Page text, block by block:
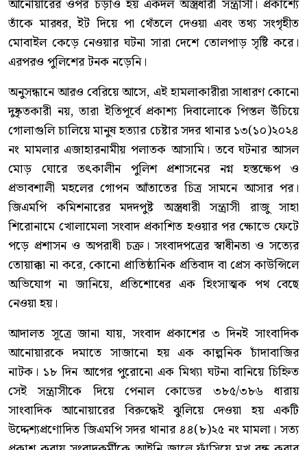
আনোয়ারের ওপর চড়াও হয় একদল অস্ত্রধারী সন্ত্রাসী। প্রকাশ্যে
তাঁকে মারধর, ইট দিয়ে পা থেঁতলে দেওয়া এবং তথ্য সংগৃহীত
মোবাইল কেড়ে নেওয়ার ঘটনা সারা দেশে তোলপাড় সৃষ্টি করে।
এরপরও পুলিশের টনক নড়েনি।
অনুসন্ধানে আরও বেরিয়ে আসে, এই হামলাকারীরা সাধারণ কোনো
দুষ্কৃতকারী নয়, তারা ইতিপূর্বে প্রকাশ্য দিবালোকে পিস্তল উঁচিয়ে
গোলাগুলি চালিয়ে মানুষ হত্যার চেষ্টার সদর থানার ১৩(১০)২০২৪
নং মামলার এজাহারনামীয় পলাতক আসামি। তবে ঘটনার আসল
মোড় ঘোরে তৎকালীন পুলিশ প্রশাসনের নগ্ন হস্তক্ষেপ ও
প্রভাবশালী মহলের গোপন আঁতাতের চিত্র সামনে আসার পর।
জিএমপি কমিশনারের মদদপুষ্ট অস্ত্রধারী সন্ত্রাসী রাজু সাহা
শিরোনামে খোলামেলা সংবাদ প্রকাশিত হওয়ার পর ক্ষোভে ফেটে
পড়ে প্রশাসন ও অপরাধী চক্র। সংবাদপত্রের স্বাধীনতা ও সত্যের
তোয়াক্কা না করে, কোনো প্রাতিষ্ঠানিক প্রতিবাদ বা প্রেস কাউন্সিলে
অভিযোগ না জানিয়ে, প্রতিশোধের এক হিংসাত্মক পথ বেছে
নেওয়া হয়।
আদালত সূত্রে জানা যায়, সংবাদ প্রকাশের ৩ দিনই সাংবাদিক
আনোয়ারকে দমাতে সাজানো হয় এক কাল্পনিক চাঁদাবাজির
নাটক। ১৮ দিন আগের পুরোনো এক মিথ্যা ঘটনা বানিয়ে চিহ্নিত
সেই সন্ত্রাসীকে দিয়ে পেনাল কোডের ৩৮৫/৩৮৬ ধারায়
সাংবাদিক আনোয়ারের বিরুদ্ধেই ঝুলিয়ে দেওয়া হয় একটি
উদ্দেশ্যপ্রণোদিত জিএমপি সদর থানার ৪৪(৮)২৫ নং মামলা। সত্য